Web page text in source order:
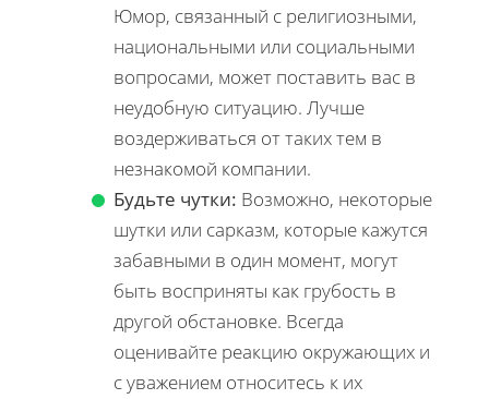
Юмор, связанный с религиозными,
национальными или социальными
вопросами, может поставить вас в
неудобную ситуацию. Лучше
воздерживаться от таких тем в
незнакомой компании.
Будьте чутки: Возможно, некоторые
шутки или сарказм, которые кажутся
забавными в один момент, могут
быть восприняты как грубость в
другой обстановке. Всегда
оценивайте реакцию окружающих и
с уважением относитесь к их